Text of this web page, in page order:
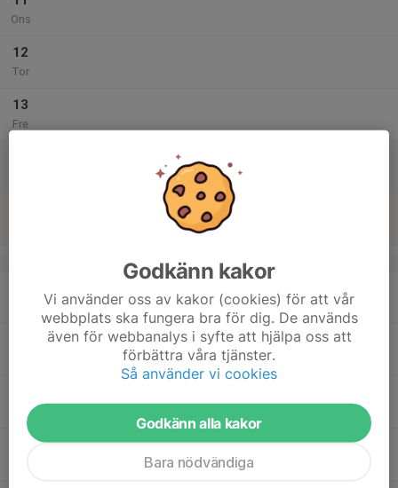
Ons
12
Tor
13
Fre
Ons
Godkänn kakor
Vi använder oss av kakor (cookies) för att vår
webbplats ska fungera bra för dig. De används
även för webbanalys i syfte att hjälpa oss att
förbättra våra tjänster.
Så använder vi cookies
Godkänn alla kakor
Bara nödvändiga